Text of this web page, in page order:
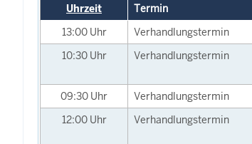
Uhrzeit Termin
13:00 Uhr Verhandlungstermin
10:30 Uhr Verhandlungstermin
09:30 Uhr Verhandlungstermin
12:00 Uhr Verhandlungstermin